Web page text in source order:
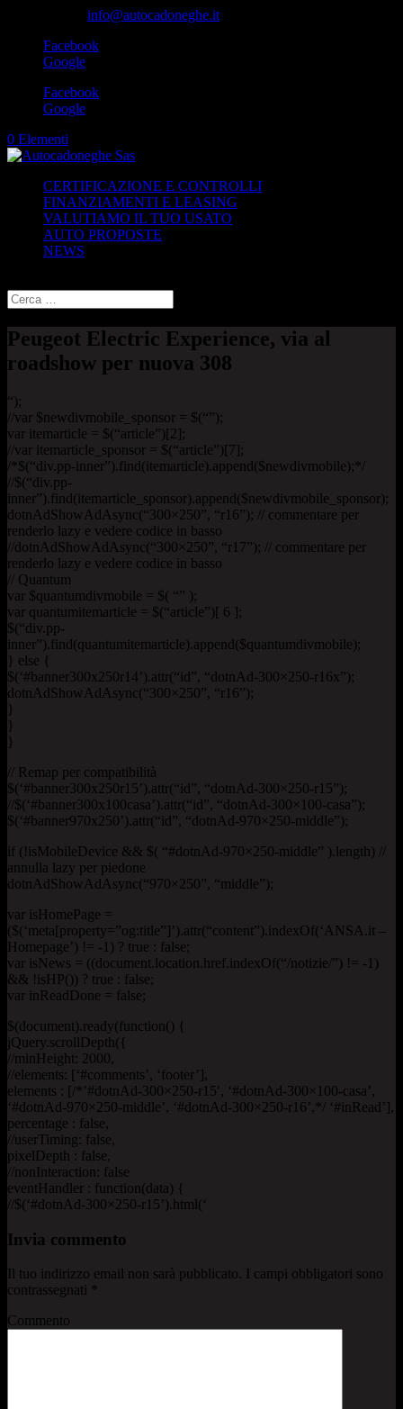
info@autocadoneghe.it
Facebook
Google
Facebook
Google
0 Elementi
CERTIFICAZIONE E CONTROLLI
FINANZIAMENTI E LEASING
VALUTIAMO IL TUO USATO
AUTO PROPOSTE
NEWS
Peugeot Electric Experience, via al
roadshow per nuova 308
“);
//var $newdivmobile_sponsor = $(“”);
var itemarticle = $(“article”)[2];
//var itemarticle_sponsor = $(“article”)[7];
/*$(“div.pp-inner”).find(itemarticle).append($newdivmobile);*/
//$(“div.pp-
inner”).find(itemarticle_sponsor).append($newdivmobile_sponsor);
dotnAdShowAdAsync(“300×250”, “r16”); // commentare per
renderlo lazy e vedere codice in basso
//dotnAdShowAdAsync(“300×250”, “r17”); // commentare per
renderlo lazy e vedere codice in basso
// Quantum
var $quantumdivmobile = $( “” );
var quantumitemarticle = $(“article”)[ 6 ];
$(“div.pp-
inner”).find(quantumitemarticle).append($quantumdivmobile);
} else {
$(‘#banner300x250r14’).attr(“id”, “dotnAd-300×250-r16x”);
dotnAdShowAdAsync(“300×250”, “r16”);
}
}
}
// Remap per compatibilità
$(‘#banner300x250r15’).attr(“id”, “dotnAd-300×250-r15”);
//$(‘#banner300x100casa’).attr(“id”, “dotnAd-300×100-casa”);
$(‘#banner970x250’).attr(“id”, “dotnAd-970×250-middle”);
if (!isMobileDevice && $( “#dotnAd-970×250-middle” ).length) //
annulla lazy per piedone
dotnAdShowAdAsync(“970×250”, “middle”);
var isHomePage =
($(‘meta[property=”og:title”]’).attr(“content”).indexOf(‘ANSA.it –
Homepage’) != -1) ? true : false;
var isNews = ((document.location.href.indexOf(“/notizie/”) != -1)
&& !isHP()) ? true : false;
var inReadDone = false;
$(document).ready(function() {
jQuery.scrollDepth({
//minHeight: 2000,
//elements: [‘#comments’, ‘footer’],
elements : [/*’#dotnAd-300×250-r15′, ‘#dotnAd-300×100-casa’,
‘#dotnAd-970×250-middle’, ‘#dotnAd-300×250-r16’,*/ ‘#inRead’],
percentage : false,
//userTiming: false,
pixelDepth : false,
//nonInteraction: false
eventHandler : function(data) {
//$(‘#dotnAd-300×250-r15’).html(‘
Invia commento
Il tuo indirizzo email non sarà pubblicato.
I campi obbligatori sono
contrassegnati
Commento